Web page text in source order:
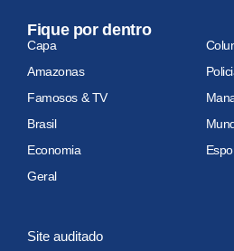
Fique por dentro
Capa
Amazonas
Famosos & TV
Brasil
Economia
Geral
Site auditado